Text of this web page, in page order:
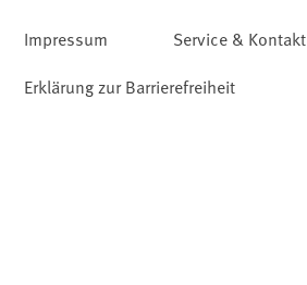
Impressum Service & Kontakt
Erklärung zur Barrierefreiheit